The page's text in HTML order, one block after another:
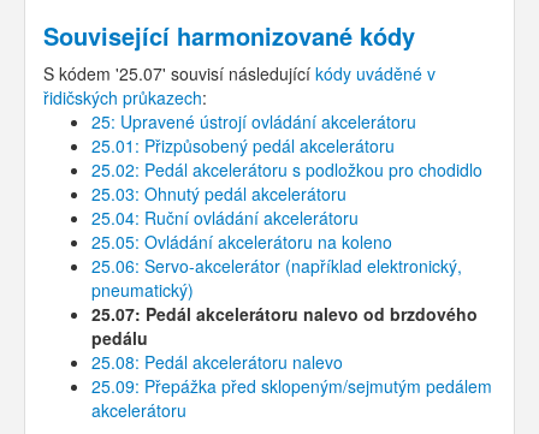
Související harmonizované kódy
S kódem '25.07' souvisí následující kódy uváděné v
řidičských průkazech:
25: Upravené ústrojí ovládání akcelerátoru
25.01: Přizpůsobený pedál akcelerátoru
25.02: Pedál akcelerátoru s podložkou pro chodidlo
25.03: Ohnutý pedál akcelerátoru
25.04: Ruční ovládání akcelerátoru
25.05: Ovládání akcelerátoru na koleno
25.06: Servo-akcelerátor (například elektronický,
pneumatický)
25.07: Pedál akcelerátoru nalevo od brzdového
pedálu
25.08: Pedál akcelerátoru nalevo
25.09: Přepážka před sklopeným/sejmutým pedálem
akcelerátoru